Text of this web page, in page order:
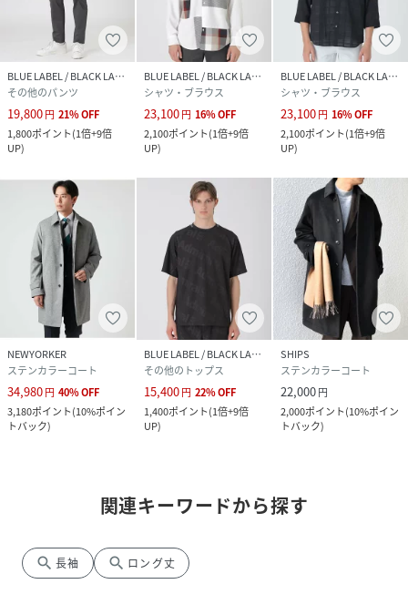
BLUE LABEL / BLACK LABEL CRESTBRIDGE
その他のパンツ
19,800円 21%OFF
1,800ポイント(1倍+9倍
UP)
BLUE LABEL / BLACK LABEL CRESTBRIDGE
シャツ・ブラウス
23,100円 16%OFF
2,100ポイント(1倍+9倍
UP)
BLUE LABEL / BLACK LABEL CRESTBRIDGE
シャツ・ブラウス
23,100円 16%OFF
2,100ポイント(1倍+9倍
UP)
NEWYORKER
ステンカラーコート
34,980円 40%OFF
3,180ポイント(10%ポイン
トバック)
BLUE LABEL / BLACK LABEL CRESTBRIDGE
その他のトップス
15,400円 22%OFF
1,400ポイント(1倍+9倍
UP)
SHIPS
ステンカラーコート
22,000円
2,000ポイント(10%ポイン
トバック)
関連キーワードから探す
search 長袖 search ロング丈